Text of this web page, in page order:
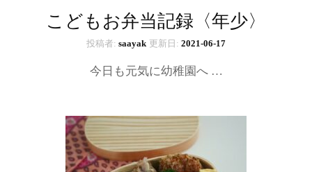
こどもお弁当記録〈年少〉
投稿者: saayak 更新日: 2021-06-17
今日も元気に幼稚園へ …